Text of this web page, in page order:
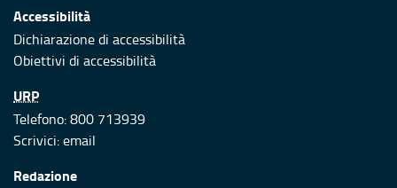
Accessibilità
Dichiarazione di accessibilità
Obiettivi di accessibilità
URP
Telefono: 800 713939
Scrivici:email
Redazione